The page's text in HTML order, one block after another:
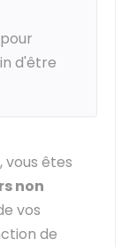
d'être
vous êtes
non
vos
de